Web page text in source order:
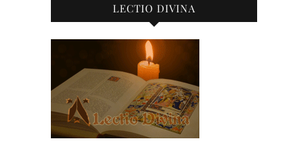
LECTIO DIVINA